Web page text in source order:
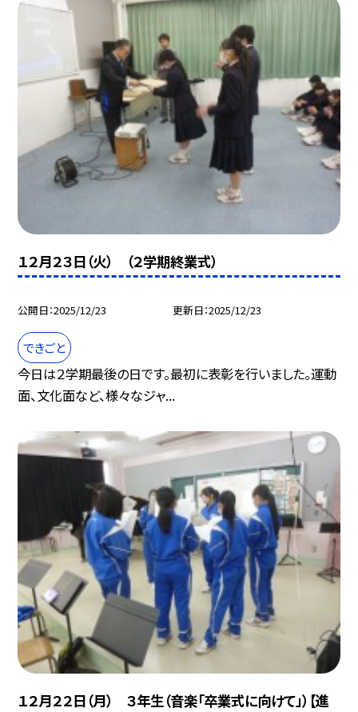
１２月２３日（火） （２学期終業式）
公開日 2025/12/23 更新日 2025/12/23
できごと
今日は２学期最後の日です。最初に表彰を行いました。運動
面、文化面など、様々なジャ...
１２月２２日（月） ３年生（音楽「卒業式に向けて」）【進